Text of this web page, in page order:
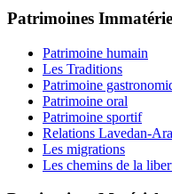
Patrimoines
Patrimoine humain
Les Traditions
Patrimoine
Patrimoine oral
Patrimoine sportif
Relations Lavedan-
Les migrations
Les chemins de la